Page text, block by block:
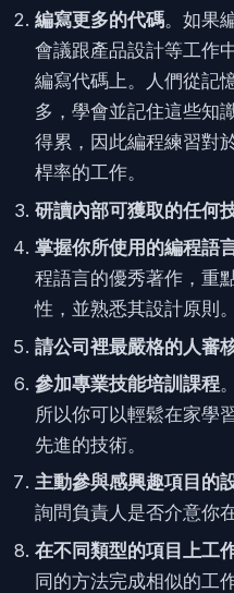
編寫更多的代碼。如果
會議跟產品設計等工作
編寫代碼上。人們從記
多，學會並記住這些知
得累，因此編程練習對
桿率的工作。
研讀內部可獲取的任何
掌握你所使用的編程語
程語言的優秀著作，重
性，並熟悉其設計原則。
請公司裡最嚴格的人審
參加專業技能培訓課程
所以你可以輕鬆在家學
先進的技術。
主動參與感興趣項目的
詢問負責人是否介意你
在不同類型的項目上工
同的方法完成相似的工